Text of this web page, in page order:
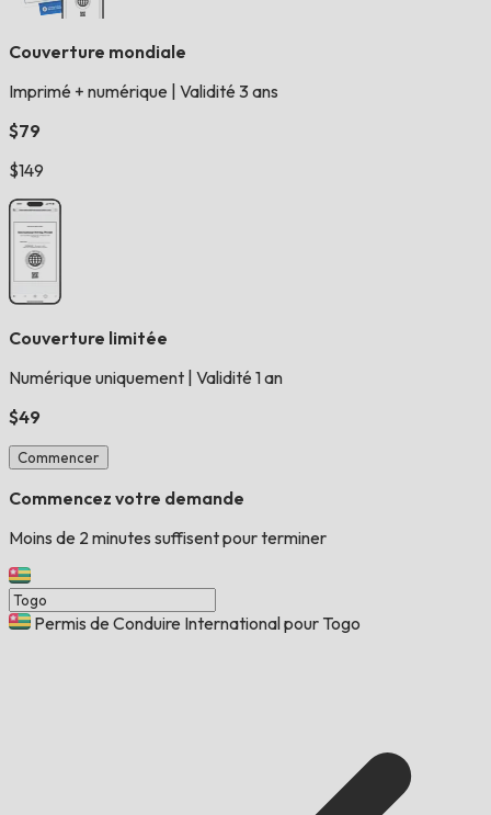
Couverture mondiale
Imprimé + numérique Validité 3 ans
$79
$149
Couverture limitée
Numérique uniquement Validité 1 an
$49
Commencer
Commencez votre demande
Moins de 2 minutes suffisent pour terminer
Permis de Conduire International pour Togo